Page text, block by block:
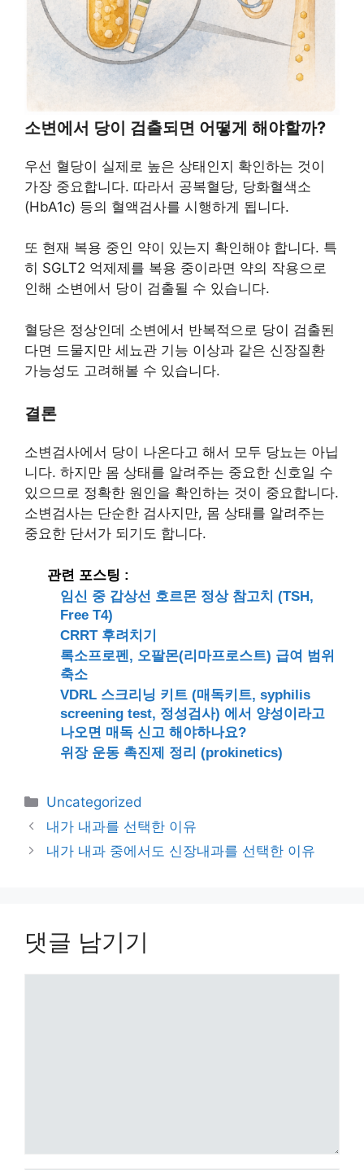
소변에서 당이 검출되면 어떻게 해야할까?
우선 혈당이 실제로 높은 상태인지 확인하는 것이
가장 중요합니다. 따라서 공복혈당, 당화혈색소
(HbA1c) 등의 혈액검사를 시행하게 됩니다.
또 현재 복용 중인 약이 있는지 확인해야 합니다. 특
히 SGLT2 억제제를 복용 중이라면 약의 작용으로
인해 소변에서 당이 검출될 수 있습니다.
혈당은 정상인데 소변에서 반복적으로 당이 검출된
다면 드물지만 세뇨관 기능 이상과 같은 신장질환
가능성도 고려해볼 수 있습니다.
결론
소변검사에서 당이 나온다고 해서 모두 당뇨는 아닙
니다. 하지만 몸 상태를 알려주는 중요한 신호일 수
있으므로 정확한 원인을 확인하는 것이 중요합니다.
소변검사는 단순한 검사지만, 몸 상태를 알려주는
중요한 단서가 되기도 합니다.
관련 포스팅 :
임신 중 갑상선 호르몬 정상 참고치 (TSH,
Free T4)
CRRT 후려치기
록소프로펜, 오팔몬(리마프로스트) 급여 범위
축소
VDRL 스크리닝 키트 (매독키트, syphilis
screening test, 정성검사) 에서 양성이라고
나오면 매독 신고 해야하나요?
위장 운동 촉진제 정리 (prokinetics)
카
테
고
리
Uncategorized
내가 내과를 선택한 이유
내가 내과 중에서도 신장내과를 선택한 이유
댓글 남기기